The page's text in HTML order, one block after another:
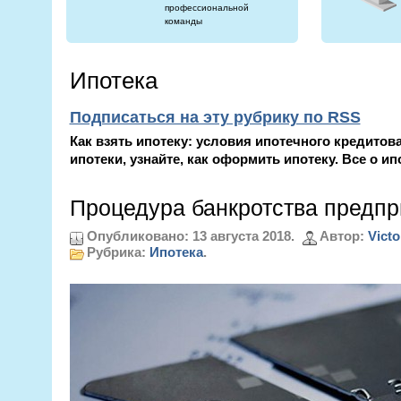
профессиональной
команды
Ипотека
Подписаться на эту рубрику по RSS
Как взять ипотеку: условия ипотечного
ипотеки, узнайте, как оформить ипотеку. Все о
Процедура банкротства
Опубликовано: 13 августа 2018. Автор:
Рубрика: Ипотека.